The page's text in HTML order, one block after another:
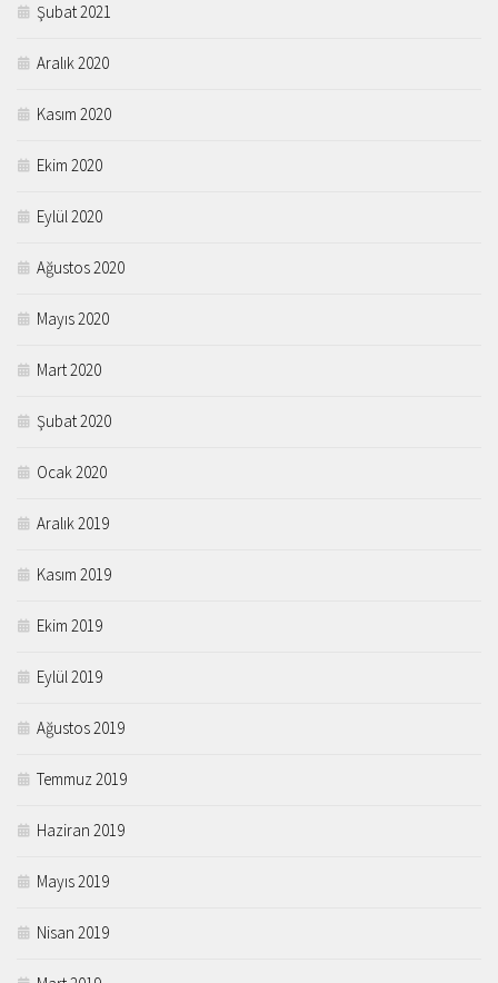
Şubat 2021
Aralık 2020
Kasım 2020
Ekim 2020
Eylül 2020
Ağustos 2020
Mayıs 2020
Mart 2020
Şubat 2020
Ocak 2020
Aralık 2019
Kasım 2019
Ekim 2019
Eylül 2019
Ağustos 2019
Temmuz 2019
Haziran 2019
Mayıs 2019
Nisan 2019